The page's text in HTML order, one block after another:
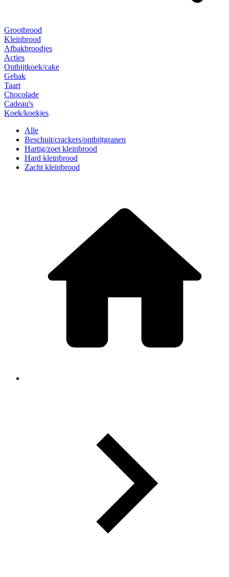
Grootbrood
Kleinbrood
Afbakbroodjes
Acties
Ontbijtkoek/cake
Gebak
Taart
Chocolade
Cadeau's
Koek/koekjes
Alle
Beschuit/crackers/ontbijtgranen
Hartig/zoet kleinbrood
Hard kleinbrood
Zacht kleinbrood